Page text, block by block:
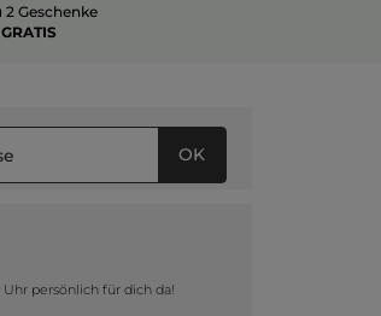
2 Geschenke
GRATIS
OK
persönlich für dich da!